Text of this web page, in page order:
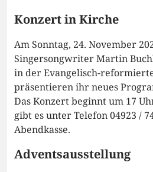
Konzert in Kirche
Am Sonntag, 24. November
Singersongwriter Martin
in der Evangelisch-
präsentieren ihr neues
Das Konzert beginnt um 17
gibt es unter Telefon 04923 /
Abendkasse.
Adventsausstellung